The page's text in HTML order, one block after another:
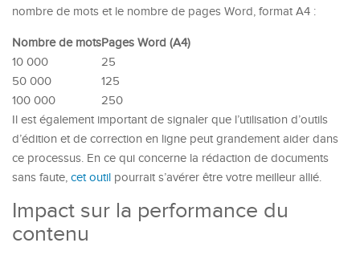
nombre de mots et le nombre de pages Word, format A4 :
Nombre de motsPages Word (A4)
10 000
25
50 000
125
100 000
250
Il est également important de signaler que l’utilisation d’outils
d’édition et de correction en ligne peut grandement aider dans
ce processus. En ce qui concerne la rédaction de documents
sans faute, cet outil pourrait s’avérer être votre meilleur allié.
Impact sur la performance du
contenu